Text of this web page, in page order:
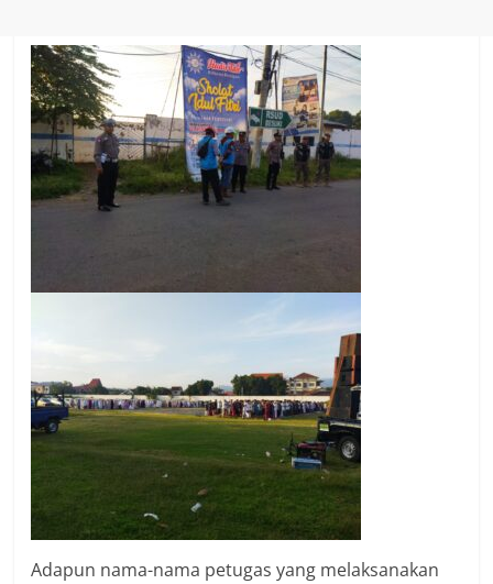
Adapun nama-nama petugas yang melaksanakan